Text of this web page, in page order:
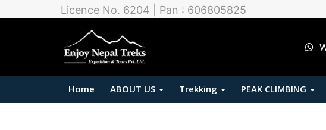
Licence No. 6204 | Pan : 606805825
Home ABOUT US Trekking PEAK CLIMBING